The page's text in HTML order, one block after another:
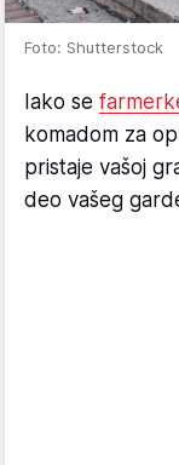
Foto: Shutterstock
Iako se
komadom za
pristaje vašoj
deo vašeg